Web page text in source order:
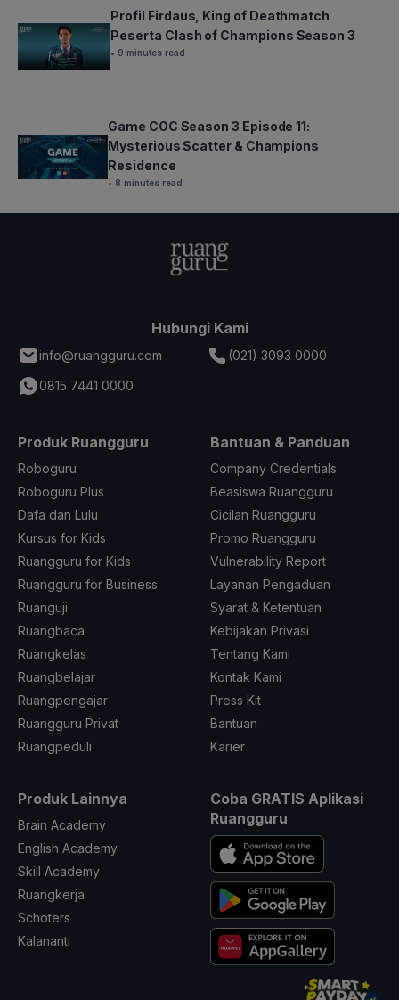
Profil Firdaus, King of Deathmatch
Peserta Clash of Champions Season 3
• 9 minutes read
Game COC Season 3 Episode 11:
Mysterious Scatter & Champions
Residence
• 8 minutes read
Hubungi Kami
info@ruangguru.com
(021) 3093 0000
0815 7441 0000
Produk Ruangguru
Roboguru
Roboguru Plus
Dafa dan Lulu
Kursus for Kids
Ruangguru for Kids
Ruangguru for Business
Ruanguji
Ruangbaca
Ruangkelas
Ruangbelajar
Ruangpengajar
Ruangguru Privat
Ruangpeduli
Bantuan & Panduan
Company Credentials
Beasiswa Ruangguru
Cicilan Ruangguru
Promo Ruangguru
Vulnerability Report
Layanan Pengaduan
Syarat & Ketentuan
Kebijakan Privasi
Tentang Kami
Kontak Kami
Press Kit
Bantuan
Karier
Produk Lainnya
Brain Academy
English Academy
Skill Academy
Ruangkerja
Schoters
Kalananti
Coba GRATIS Aplikasi
Ruangguru